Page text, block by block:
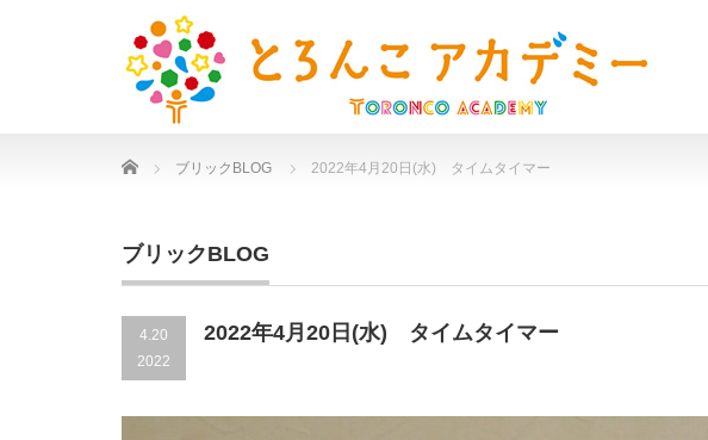
Home ブリックBLOG 2022年4月20日(水) タイムタイマー
ブリックBLOG
4.20
2022
2022年4月20日(水) タイムタイマー